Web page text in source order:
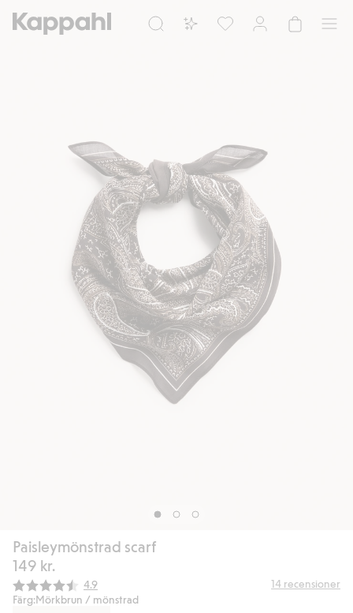
Paisleymönstrad scarf
149 kr.
Snittbetyg:
4.9 14 recensioner
Färg:Mörkbrun / mönstrad